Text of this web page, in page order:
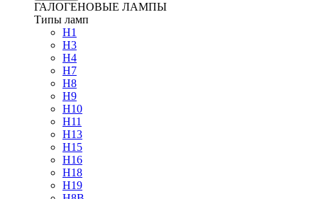
ГАЛОГЕНОВЫЕ ЛАМПЫ
Типы ламп
H1
H3
H4
H7
H8
H9
H10
H11
H13
H15
H16
H18
H19